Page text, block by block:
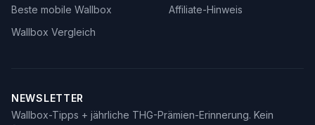
Beste mobile Wallbox
Wallbox Vergleich
Affiliate-Hinweis
NEWSLETTER
Wallbox-Tipps + jährliche THG-Prämien-Erinnerung. Kein